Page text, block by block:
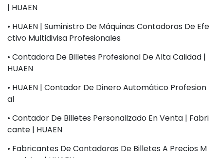
| HUAEN
• HUAEN | Suministro De Máquinas Contadoras De Efe
Ctivo Multidivisa Profesionales
• Contadora De Billetes Profesional De Alta Calidad |
HUAEN
• HUAEN | Contador De Dinero Automático Profesion
Al
• Contador De Billetes Personalizado En Venta | Fabri
Cante | HUAEN
• Fabricantes De Contadoras De Billetes A Precios M